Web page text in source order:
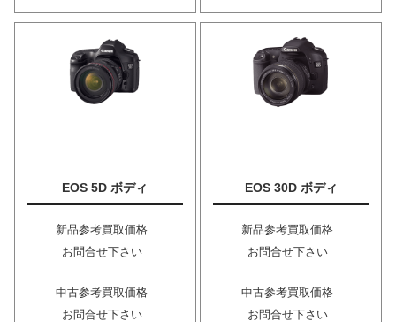
EOS 5D ボディ
新品参考買取価格
お問合せ下さい
中古参考買取価格
お問合せ下さい
EOS 30D ボディ
新品参考買取価格
お問合せ下さい
中古参考買取価格
お問合せ下さい